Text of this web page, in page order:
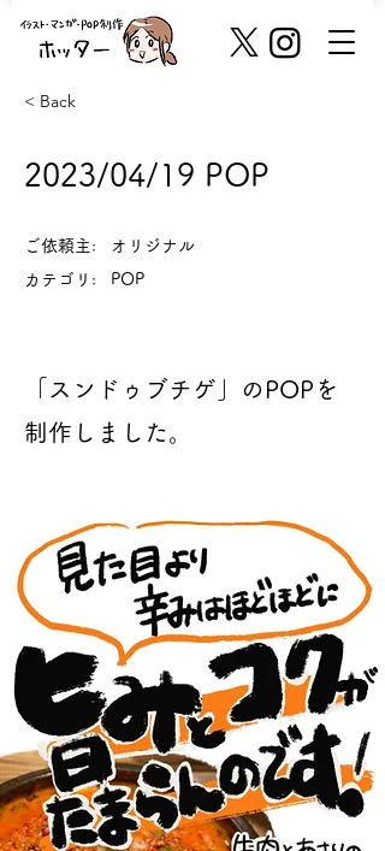
< Back
2023/04/19 POP
ご依頼主:
オリジナル
カテゴリ:
POP
「スンドゥブチゲ」のPOPを
制作しました。